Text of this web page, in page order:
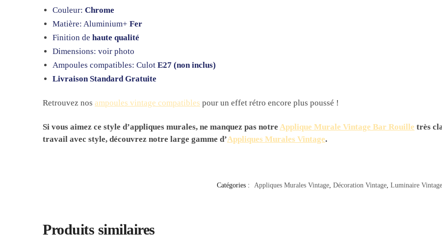
Couleur: Chrome
Matière: Aluminium+Fer
Finition dehaute qualité
Dimensions: voir photo
Ampoules compatibles: CulotE27 (non inclus)
Livraison Standard Gratuite
Retrouvez nosampoules vintage compatibles pour un effet rétro encore plus poussé !
Si vous aimez ce style d’appliques murales, ne manquez pas notre Applique Murale Vintage Bar Rouille très
travail avec style, découvrez notre large gamme d’Appliques Murales Vintage.
Catégories : Appliques Murales Vintage Décoration Vintage Luminaire Vintage
Produits similaires